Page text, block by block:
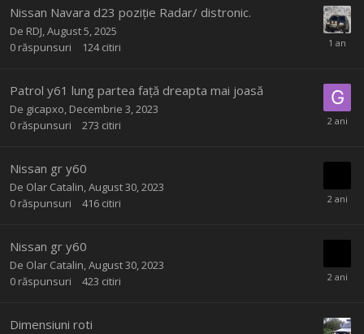
Nissan Navara d23 poziție Radar/ distronic.
De RDJ August 5, 2025
0 răspunsuri 124 citiri
Patrol y61 lung partea față dreapta mai joasă
De gicapxo Decembrie 3, 2023
0 răspunsuri 273 citiri
Nissan gr y60
De Olar Catalin August 30, 2023
0 răspunsuri 416 citiri
Nissan gr y60
De Olar Catalin August 30, 2023
0 răspunsuri 423 citiri
Dimensiuni roti